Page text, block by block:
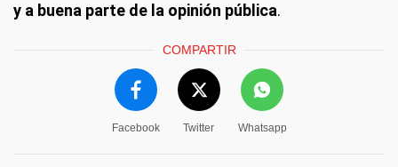
y a buena parte de la opinión pública.
COMPARTIR
Facebook Twitter Whatsapp